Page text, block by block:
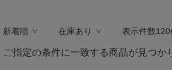
新着順 在庫あり 表示件数120
ご指定の条件に一致する商品が見つか